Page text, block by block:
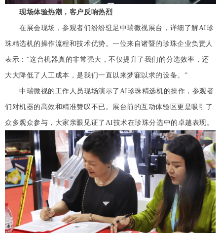
现场体验热潮，客户反响热烈
在展会现场，参观者们纷纷驻足中瑞微视展台，详细了解AI珍
珠精选机的操作流程和技术优势。一位来自诸暨的珍珠企业负责人
表示：“这台机器真的非常强大，不仅提升了我们的分选效率，还
大大降低了人工成本，是我们一直以来梦寐以求的设备。”
中瑞微视的工作人员现场演示了AI珍珠精选机的操作，参观者
们对机器的高效和精准赞叹不已。展台前的互动体验区更是吸引了
众多观众参与，大家亲眼见证了AI技术在珍珠分选中的卓越表现。